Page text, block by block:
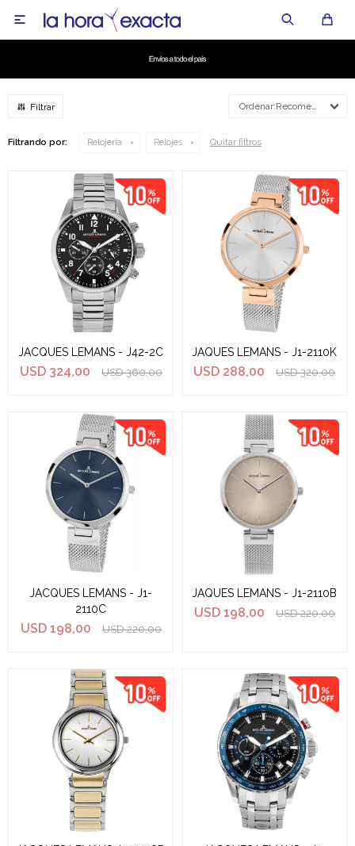

Recomendados
Filtrando por: Relojería Relojes Quitar filtros
JACQUES LEMANS - J42-2C
USD 324,00 USD 360,00
JAQUES LEMANS - J1-2110K
USD 288,00 USD 320,00
JACQUES LEMANS - J1-
2110C
USD 198,00 USD 220,00
JAQUES LEMANS - J1-2110B
USD 198,00 USD 220,00